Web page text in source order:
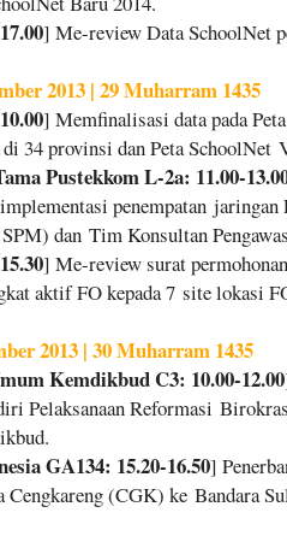
] Me-review Data SchoolNet
2013 | 29 Muharram 1435
] Memfinalisasi data pada
34 provinsi dan Peta SchoolNet
Pustekkom L-2a: 11.00-
penempatan jaringan
dan Tim Konsultan
] Me-review surat
aktif FO kepada 7 site lokasi
2013 | 30 Muharram 1435
Kemdikbud C3: 10.00-12.00
Pelaksanaan Reformasi
GA134: 15.20-16.50]
Cengkareng (CGK) ke Bandara